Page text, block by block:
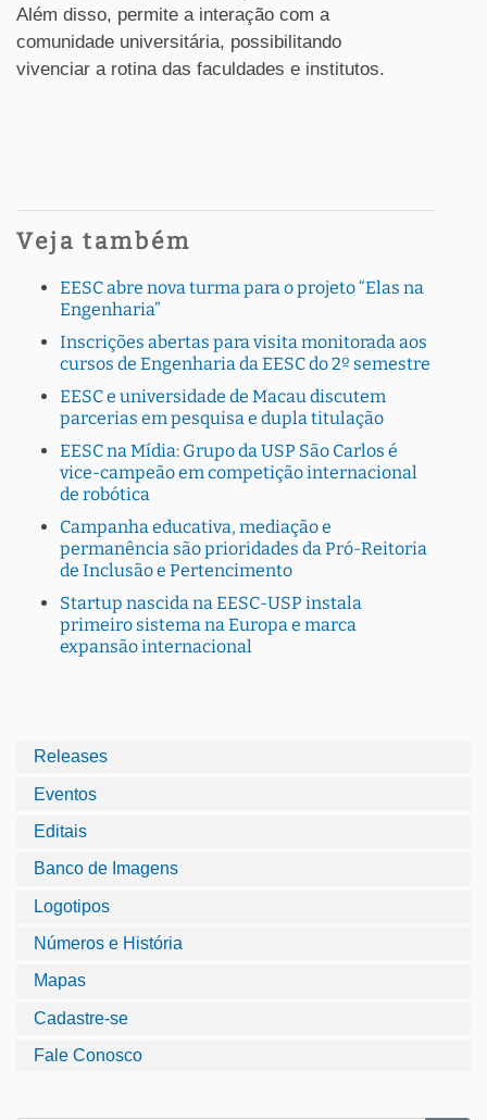
Além disso, permite a interação com a
comunidade universitária, possibilitando
vivenciar a rotina das faculdades e institutos.
Veja também
EESC abre nova turma para o projeto “Elas na
Engenharia”
Inscrições abertas para visita monitorada aos
cursos de Engenharia da EESC do 2º semestre
EESC e universidade de Macau discutem
parcerias em pesquisa e dupla titulação
EESC na Mídia: Grupo da USP São Carlos é
vice-campeão em competição internacional
de robótica
Campanha educativa, mediação e
permanência são prioridades da Pró-Reitoria
de Inclusão e Pertencimento
Startup nascida na EESC-USP instala
primeiro sistema na Europa e marca
expansão internacional
Releases
Eventos
Editais
Banco de Imagens
Logotipos
Números e História
Mapas
Cadastre-se
Fale Conosco